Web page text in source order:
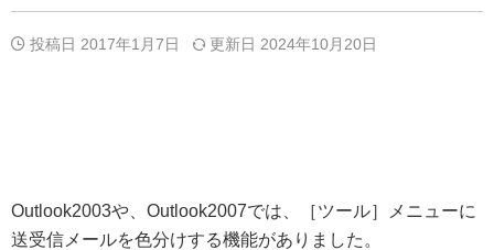
投稿日 2017年1月7日 更新日 2024年10月20日
Outlook2003や、Outlook2007では、［ツール］メニューに
送受信メールを色分けする機能がありました。